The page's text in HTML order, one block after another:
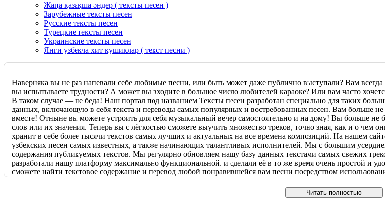
Жаңа қазақша әндер ( тексты песен )
Зарубежные тексты песен
Русские тексты песен
Турецкие тексты песен
Украинские тексты песен
Янги узбекча хит кушиклар ( текст песни )
Наверняка вы не раз напевали себе любимые песни, или быть может даже публично выступали? Вам
вы испытываете трудности? А может вы входите в большое число любителей караоке? Или вам часто
В таком случае — не беда! Наш портал под названием Тексты песен разработан специально для таких
данных, включающую в себя текста и переводы самых популярных и востребованных песен. Вам больше не
вместе! Отныне вы можете устроить для себя музыкальный вечер самостоятельно и на дому! Вы больше не
слов или их значения. Теперь вы с лёгкостью сможете выучить множество треков, точно зная, как и о чем
хранит в себе более тысячи текстов самых лучших и актуальных на все времена композиций. На нашем
узбекских песен самых известных, а также начинающих талантливых исполнителей. Мы с большим
содержания публикуемых текстов. Мы регулярно обновляем нашу базу данных текстами самых свежих
разработали нашу платформу максимально функциональной, и сделали её в то же время очень простой и
сможете найти текстовое содержание и перевод любой понравившейся вам песни посредством
сайтом. Если вы вдруг не сумели найти текст или перевод необходимой вам композиции, или у вас
можете обратиться к нам. Наша команда опытных и высококвалифицированных специалистов тщательно
Читать полностью